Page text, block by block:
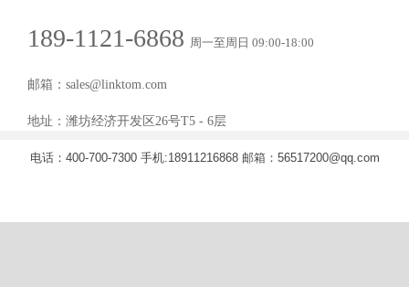
189-1121-6868 周一至周日 09:00-18:00
邮箱：sales@linktom.com
地址：潍坊经济开发区26号T5 - 6层
电话：400-700-7300 手机:18911216868 邮箱：56517200@qq.com